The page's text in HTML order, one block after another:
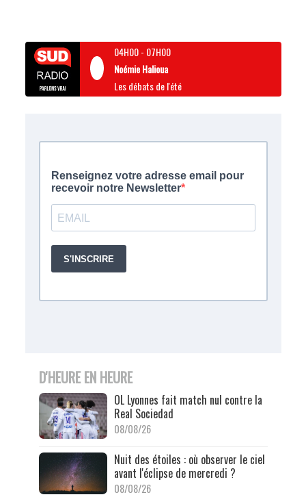
04H00- 07H00
Noémie Halioua
Les débats de l'été
D'HEURE EN HEURE
OL Lyonnes fait match nul contre la
Real Sociedad
08/08/26
Nuit des étoiles : où observer le ciel
avant l'éclipse de mercredi ?
08/08/26